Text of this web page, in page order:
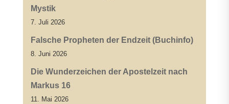
Mystik
7. Juli 2026
Falsche Propheten der Endzeit (Buchinfo)
8. Juni 2026
Die Wunderzeichen der Apostelzeit nach
Markus 16
11. Mai 2026